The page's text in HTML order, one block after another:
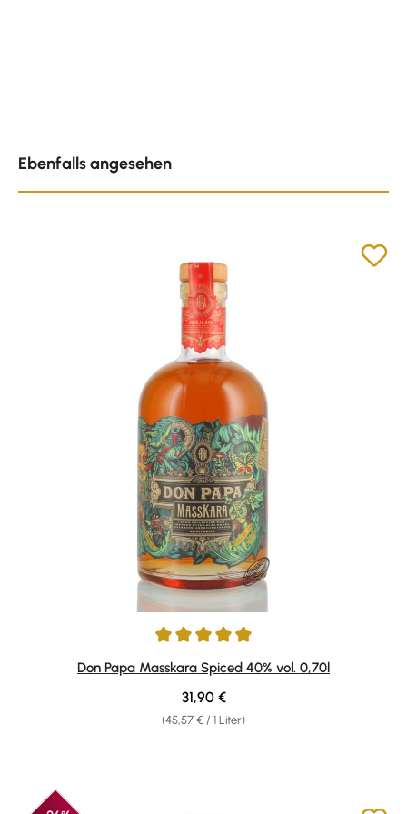
Ebenfalls angesehen
Durchschnittliche Bewertung von 4.89 von 5 Sternen
Don Papa Masskara Spiced 40% vol. 0,70l
(45,57 € / 1 Liter)
Regulärer Preis:
31,90 €